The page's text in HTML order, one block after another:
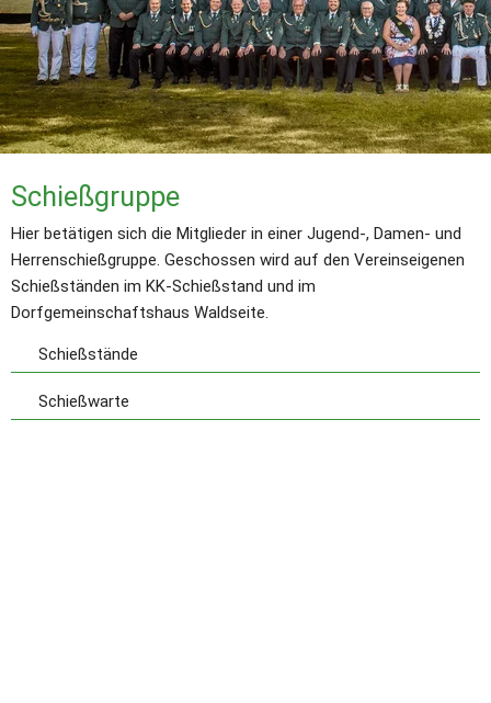
Schießgruppe
Hier betätigen sich die Mitglieder in einer Jugend-, Damen- und
Herrenschießgruppe. Geschossen wird auf den Vereinseigenen
Schießständen im KK-Schießstand und im
Dorfgemeinschaftshaus Waldseite.
Schießstände
Schießwarte